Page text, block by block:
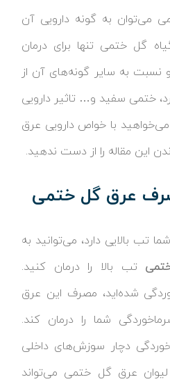
می‌توان به گونه دارویی آن
گل ختمی تنها برای درمان
نسبت به سایر گونه‌های آن از
ختمی سفید و… تاثیر دارویی
با خواص دارویی عرق
این مقاله را از دست ندهید.
عرق گل ختمی
تب بالایی دارد، می‌توانید به
تب بالا را درمان کنید.
شده‌اید، مصرف این عرق
شما را درمان کند.
دچار سوزش‌های داخلی
عرق گل ختمی می‌تواند